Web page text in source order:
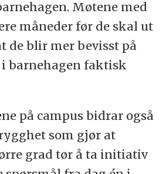
Møtene med
måneder før de skal ut
de blir mer bevisst på
barnehagen faktisk
på campus bidrar også
som gjør at
grad tør å ta initiativ